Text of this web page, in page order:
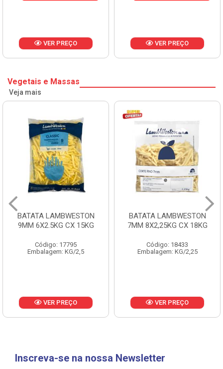
VER PREÇO VER PREÇO
Vegetais e Massas
Veja mais
BATATA LAMBWESTON
9MM 6X2.5KG CX 15KG
Código: 17795
Embalagem: KG/2,5
VER PREÇO
BATATA LAMBWESTON
7MM 8X2,25KG CX 18KG
Código: 18433
Embalagem: KG/2,25
VER PREÇO
Inscreva-se na nossa Newsletter